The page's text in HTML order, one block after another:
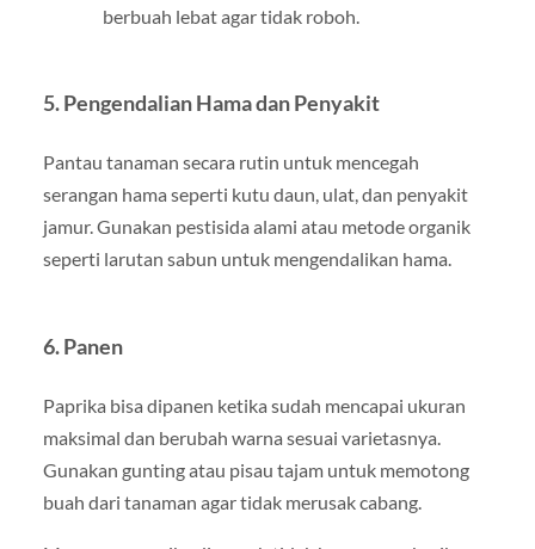
berbuah lebat agar tidak roboh.
5. Pengendalian Hama dan Penyakit
Pantau tanaman secara rutin untuk mencegah
serangan hama seperti kutu daun, ulat, dan penyakit
jamur. Gunakan pestisida alami atau metode organik
seperti larutan sabun untuk mengendalikan hama.
6. Panen
Paprika bisa dipanen ketika sudah mencapai ukuran
maksimal dan berubah warna sesuai varietasnya.
Gunakan gunting atau pisau tajam untuk memotong
buah dari tanaman agar tidak merusak cabang.